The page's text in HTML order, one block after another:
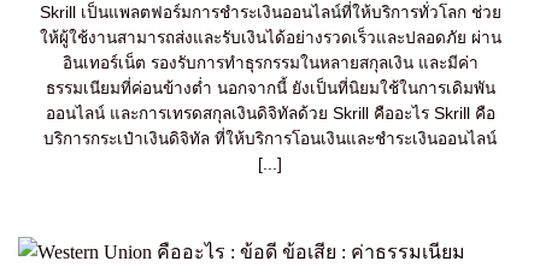
Skrill เป็นแพลตฟอร์มการชำระเงินออนไลน์ที่ให้บริการทั่วโลก ช่วย
ให้ผู้ใช้งานสามารถส่งและรับเงินได้อย่างรวดเร็วและปลอดภัย ผ่าน
อินเทอร์เน็ต รองรับการทำธุรกรรมในหลายสกุลเงิน และมีค่า
ธรรมเนียมที่ค่อนข้างต่ำ นอกจากนี้ ยังเป็นที่นิยมใช้ในการเดิมพัน
ออนไลน์ และการเทรดสกุลเงินดิจิทัลด้วย Skrill คืออะไร Skrill คือ
บริการกระเป๋าเงินดิจิทัล ที่ให้บริการโอนเงินและชำระเงินออนไลน์
[...]